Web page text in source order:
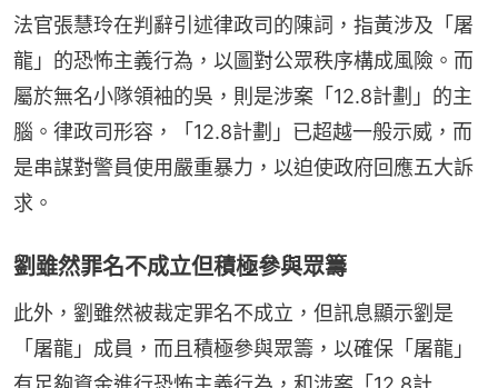
法官張慧玲在判辭引述律政司的陳詞，指黃涉及「屠
龍」的恐怖主義行為，以圖對公眾秩序構成風險。而
屬於無名小隊領袖的吳，則是涉案「12.8計劃」的主
腦。律政司形容，「12.8計劃」已超越一般示威，而
是串謀對警員使用嚴重暴力，以迫使政府回應五大訴
求。
劉雖然罪名不成立但積極參與眾籌
此外，劉雖然被裁定罪名不成立，但訊息顯示劉是
「屠龍」成員，而且積極參與眾籌，以確保「屠龍」